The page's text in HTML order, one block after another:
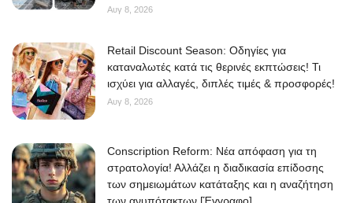
Αυγ 8, 2026
Retail Discount Season: Οδηγίες για
καταναλωτές κατά τις θερινές εκπτώσεις! Τι
ισχύει για αλλαγές, διπλές τιμές & προσφορές!
Αυγ 8, 2026
Conscription Reform: Νέα απόφαση για τη
στρατολογία! Αλλάζει η διαδικασία επίδοσης
των σημειωμάτων κατάταξης και η αναζήτηση
των ανυπότακτων [Έγγραφο]